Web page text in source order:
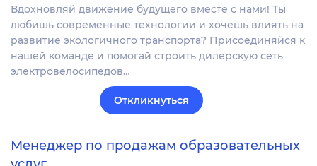
Вдохновляй движение будущего вместе с нами! Ты
любишь современные технологии и хочешь влиять на
развитие экологичного транспорта? Присоединяйся к
нашей команде и помогай строить дилерскую сеть
электровелосипедов…
Откликнуться
Менеджер по продажам образовательных